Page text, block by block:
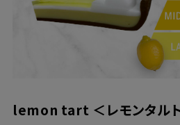
lemon tart ＜レモンタル